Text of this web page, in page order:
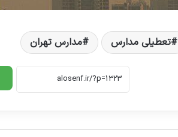
تعطیلی مدارس مدارس تهران